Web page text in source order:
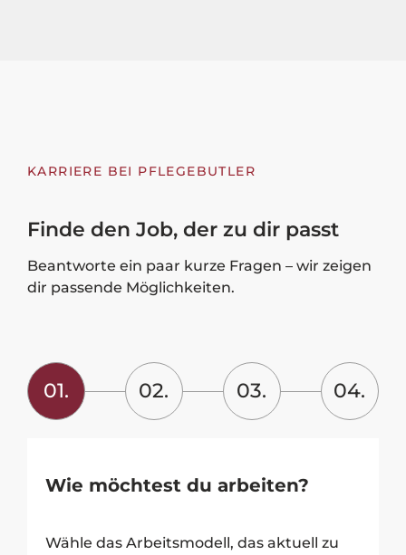
KARRIERE BEI PFLEGEBUTLER
Finde den Job, der zu dir passt
Beantworte ein paar kurze Fragen – wir zeigen
dir passende Möglichkeiten.
01. 02. 03. 04.
Wie möchtest du arbeiten?
Wähle das Arbeitsmodell, das aktuell zu